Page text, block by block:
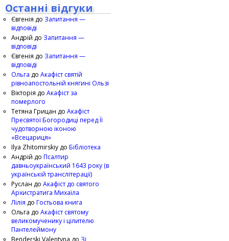
Останні відгуки
Євгенія до Запитання —
відповіді
Андрій до Запитання —
відповіді
Євгенія до Запитання —
відповіді
Ольга до Акафіст святій
рівноапостольній княгині Ользі
Вікторія до Акафіст за
померлого
Тетяна Грицан до Акафіст
Пресвятої Богородиці перед Її
чудотворною іконою
«Всецариця»
Ilya Zhitomirskiy до Бібліотека
Андрій до Псалтир
давньоукраїнський 1643 року (в
українській транслітерації)
Руслан до Акафіст до святого
Архистратига Михаїла
Лілія до Гостьова книга
Ольга до Акафіст святому
великомученику і цілителю
Пантелеймону
Benderski Valentyna до Зі